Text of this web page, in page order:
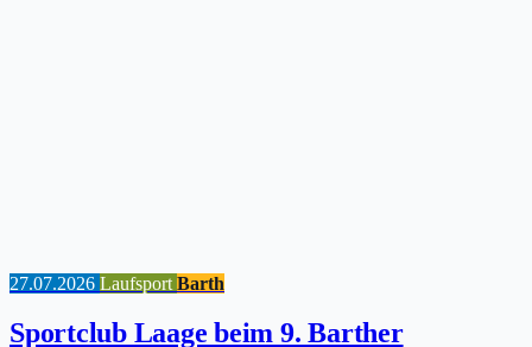
27.07.2026 Laufsport Barth
Sportclub Laage beim 9. Barther